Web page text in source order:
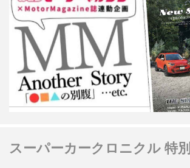
スーパーカークロニクル 特